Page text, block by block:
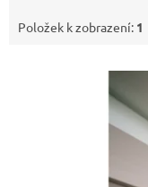
Položek k zobrazení: 1